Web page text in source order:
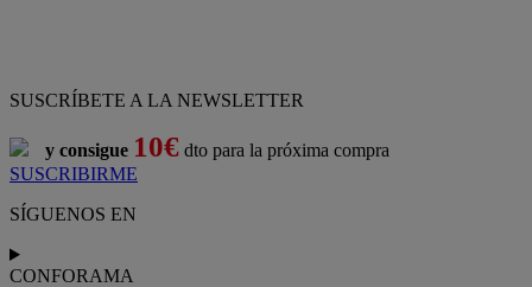
SUSCRÍBETE A LA NEWSLETTER
y consigue 10€ dto para la próxima compra
SUSCRIBIRME
SÍGUENOS EN
CONFORAMA